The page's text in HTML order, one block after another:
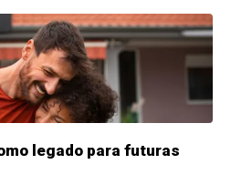
legado para futuras